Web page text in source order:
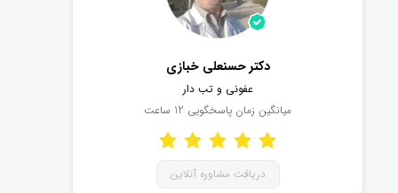
دکتر حسنعلی خبازی
عفونی و تب دار
میانگین زمان پاسخگویی 12 ساعت
دریافت مشاوره آنلاین